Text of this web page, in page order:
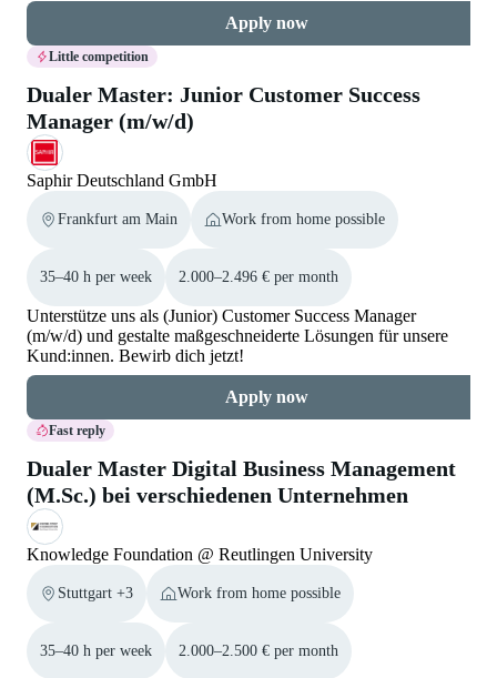
Apply now
Little competition
Dualer Master: Junior Customer Success
Manager (m/w/d)
Saphir Deutschland GmbH
Frankfurt am Main Work from home possible
35–40 h per week 2.000–2.496 € per month
Unterstütze uns als (Junior) Customer Success Manager
(m/w/d) und gestalte maßgeschneiderte Lösungen für unsere
Kund:innen. Bewirb dich jetzt!
Apply now
Fast reply
Dualer Master Digital Business Management
(M.Sc.) bei verschiedenen Unternehmen
Knowledge Foundation @ Reutlingen University
Stuttgart +3 Work from home possible
35–40 h per week 2.000–2.500 € per month